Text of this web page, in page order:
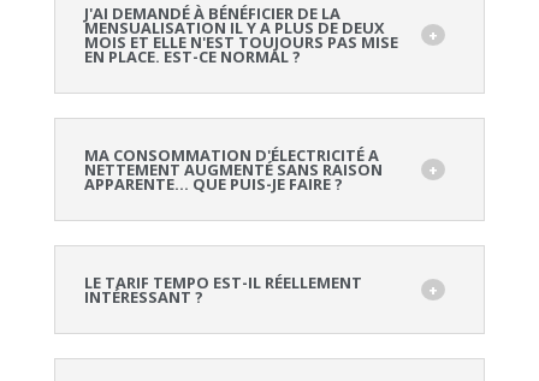
J'AI DEMANDÉ À BÉNÉFICIER DE LA
MENSUALISATION IL Y A PLUS DE DEUX
MOIS ET ELLE N'EST TOUJOURS PAS MISE
EN PLACE. EST-CE NORMAL ?
MA CONSOMMATION D'ÉLECTRICITÉ A
NETTEMENT AUGMENTÉ SANS RAISON
APPARENTE… QUE PUIS-JE FAIRE ?
LE TARIF TEMPO EST-IL RÉELLEMENT
INTÉRESSANT ?